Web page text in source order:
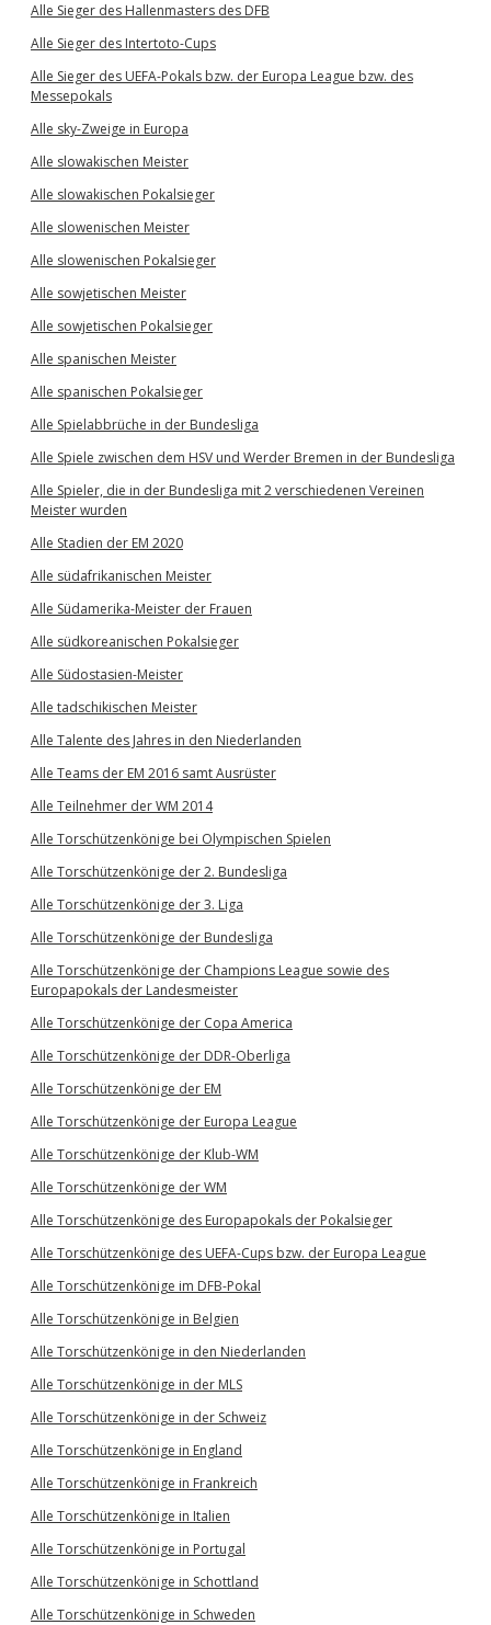
Alle Sieger des Hallenmasters des DFB
Alle Sieger des Intertoto-Cups
Alle Sieger des UEFA-Pokals bzw. der Europa League bzw. des
Messepokals
Alle sky-Zweige in Europa
Alle slowakischen Meister
Alle slowakischen Pokalsieger
Alle slowenischen Meister
Alle slowenischen Pokalsieger
Alle sowjetischen Meister
Alle sowjetischen Pokalsieger
Alle spanischen Meister
Alle spanischen Pokalsieger
Alle Spielabbrüche in der Bundesliga
Alle Spiele zwischen dem HSV und Werder Bremen in der Bundesliga
Alle Spieler, die in der Bundesliga mit 2 verschiedenen Vereinen
Meister wurden
Alle Stadien der EM 2020
Alle südafrikanischen Meister
Alle Südamerika-Meister der Frauen
Alle südkoreanischen Pokalsieger
Alle Südostasien-Meister
Alle tadschikischen Meister
Alle Talente des Jahres in den Niederlanden
Alle Teams der EM 2016 samt Ausrüster
Alle Teilnehmer der WM 2014
Alle Torschützenkönige bei Olympischen Spielen
Alle Torschützenkönige der 2. Bundesliga
Alle Torschützenkönige der 3. Liga
Alle Torschützenkönige der Bundesliga
Alle Torschützenkönige der Champions League sowie des
Europapokals der Landesmeister
Alle Torschützenkönige der Copa America
Alle Torschützenkönige der DDR-Oberliga
Alle Torschützenkönige der EM
Alle Torschützenkönige der Europa League
Alle Torschützenkönige der Klub-WM
Alle Torschützenkönige der WM
Alle Torschützenkönige des Europapokals der Pokalsieger
Alle Torschützenkönige des UEFA-Cups bzw. der Europa League
Alle Torschützenkönige im DFB-Pokal
Alle Torschützenkönige in Belgien
Alle Torschützenkönige in den Niederlanden
Alle Torschützenkönige in der MLS
Alle Torschützenkönige in der Schweiz
Alle Torschützenkönige in England
Alle Torschützenkönige in Frankreich
Alle Torschützenkönige in Italien
Alle Torschützenkönige in Portugal
Alle Torschützenkönige in Schottland
Alle Torschützenkönige in Schweden